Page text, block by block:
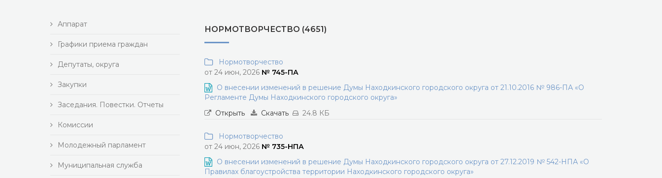
Аппарат
Графики приема граждан
Депутаты, округа
Закупки
Заседания. Повестки. Отчеты
Комиссии
Молодежный парламент
Муниципальная служба
НОРМОТВОРЧЕСТВО (4651)
Нормотворчество
от 24 июн, 2026 № 745-ПА
О внесении изменений в решение Думы Находкинского городского округа от 21.10.2016 № 986-ПА «О
Регламенте Думы Находкинского городского округа»
Открыть
Скачать 24.8 КБ
Нормотворчество
от 24 июн, 2026 № 735-НПА
О внесении изменений в решение Думы Находкинского городского округа от 27.12.2019 № 542-НПА «О
Правилах благоустройства территории Находкинского городского округа»